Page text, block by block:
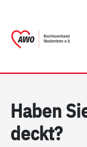
Ha­ben
deckt?